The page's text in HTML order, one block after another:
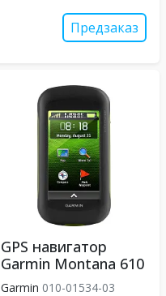
Предзаказ
GPS навигатор
Garmin Montana 610
Garmin 010-01534-03